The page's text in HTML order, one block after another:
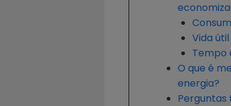
Vida
Tempo
O que é
energia?
Perguntas